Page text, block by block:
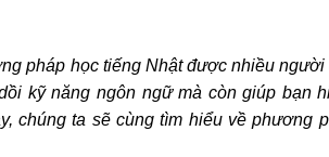
pháp học tiếng Nhật được nhiều người
kỹ năng ngôn ngữ mà còn giúp bạn
chúng ta sẽ cùng tìm hiểu về phương